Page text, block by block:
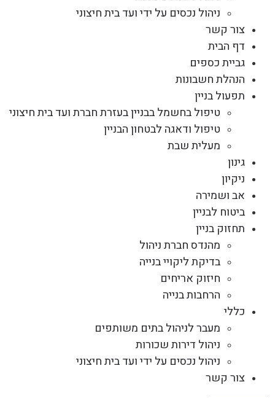
ניהול נכסים על ידי ועד בית חיצוני
צור קשר
דף הבית
גביית כספים
הנהלת חשבונות
תפעול בניין
טיפול בחשמל בבניין בעזרת חברת ועד בית חיצוני
טיפול ודאגה לבטחון הבניין
מעלית שבת
גינון
ניקיון
אב ושמירה
ביטוח לבניין
תחזוק בניין
מהנדס חברת ניהול
בדיקת ליקויי בנייה
חיזוק אריחים
הרחבות בנייה
כללי
מעבר לניהול בתים משותפים
ניהול דירות שכורות
ניהול נכסים על ידי ועד בית חיצוני
צור קשר